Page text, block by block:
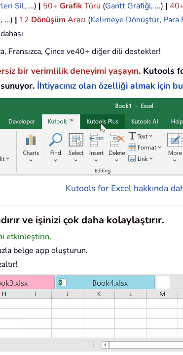
Sil, ...) | 50+ GrafikTürü (Gantt Grafiği, ...) |
, ...) | 12 Dönüşüm Aracı (Kelimeye Dönüştür, Para
Fransızca, Çince ve40+ diğer dili destekler!
bir verimlilik deneyimi yaşayın. Kutools
İhtiyacınız olan özelliği almak için
Kutools for Excel hakkında
ve işinizi çok daha kolaylaştırır.
etkinleştirin.
belge açıp oluşturun.